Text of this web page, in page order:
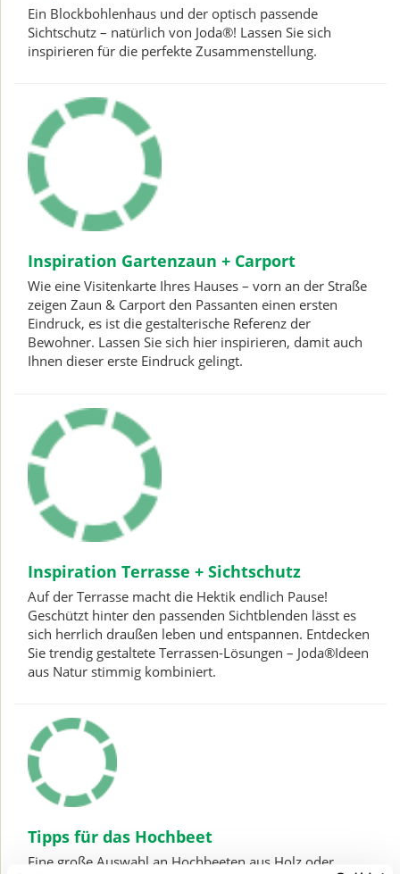
Ein Blockbohlenhaus und der optisch passende
Sichtschutz – natürlich von Joda®! Lassen Sie sich
inspirieren für die perfekte Zusammenstellung.
Inspiration Gartenzaun + Carport
Wie eine Visitenkarte Ihres Hauses – vorn an der Straße
zeigen Zaun & Carport den Passanten einen ersten
Eindruck, es ist die gestalterische Referenz der
Bewohner. Lassen Sie sich hier inspirieren, damit auch
Ihnen dieser erste Eindruck gelingt.
Inspiration Terrasse + Sichtschutz
Auf der Terrasse macht die Hektik endlich Pause!
Geschützt hinter den passenden Sichtblenden lässt es
sich herrlich draußen leben und entspannen. Entdecken
Sie trendig gestaltete Terrassen-Lösungen – Joda®Ideen
aus Natur stimmig kombiniert.
Tipps für das Hochbeet
Eine große Auswahl an Hochbeeten aus Holz oder